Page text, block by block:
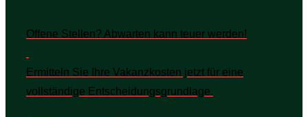
Offene Stellen? Abwarten kann teuer werden!
Ermitteln Sie Ihre Vakanzkosten jetzt für eine
vollständige Entscheidungsgrundlage.